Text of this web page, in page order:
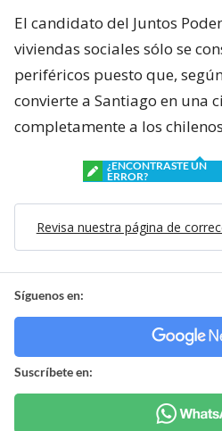
El candidato del Juntos
viviendas sociales sólo se
periféricos puesto que,
convierte a Santiago en una
completamente a los
¿ENCONTRASTE UN
ERROR?
Revisa nuestra página de
Síguenos en:
Suscríbete en: